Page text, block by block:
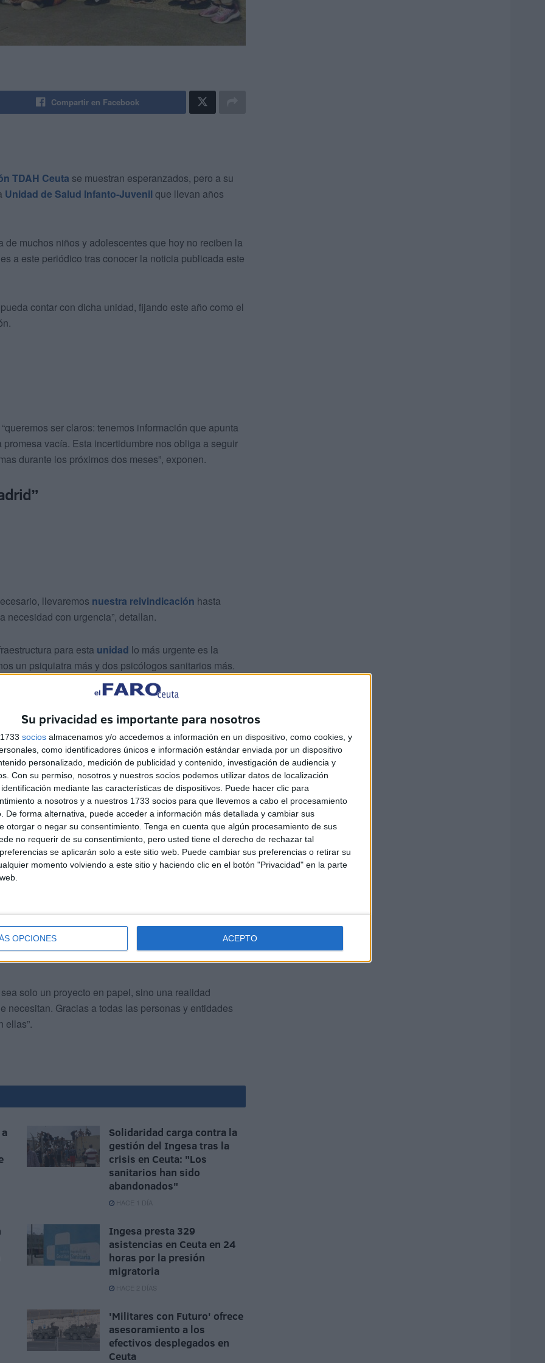
Su privacidad es importante para nosotros
socios almacenamos y/o accedemos a información en un dispositivo, como cookies, y
como identificadores únicos e información estándar enviada por un dispositivo
personalizado, medición de publicidad y contenido, investigación de audiencia y
Con su permiso, nosotros y nuestros socios podemos utilizar datos de localización
mediante las características de dispositivos. Puede hacer clic para
a nosotros y a nuestros 1733 socios para que llevemos a cabo el procesamiento
De forma alternativa, puede acceder a información más detallada y cambiar sus
otorgar o negar su consentimiento. Tenga en cuenta que algún procesamiento de sus
no requerir de su consentimiento, pero usted tiene el derecho de rechazar tal
se aplicarán solo a este sitio web. Puede cambiar sus preferencias o retirar su
momento volviendo a este sitio y haciendo clic en el botón "Privacidad" en la parte
OPCIONES ACEPTO
Compartir en Facebook
TDAH Ceuta se muestran esperanzados, pero a su
Unidad de Salud Infanto-Juvenil que llevan años
muchos niños y adolescentes que hoy no reciben la
a este periódico tras conocer la noticia publicada este
contar con dicha unidad, fijando este año como el
ser claros: tenemos información que apunta
vacía. Esta incertidumbre nos obliga a seguir
durante los próximos dos meses”, exponen.
llevaremos nuestra reivindicación hasta
necesidad con urgencia”, detallan.
para esta unidad lo más urgente es la
un psiquiatra más y dos psicólogos sanitarios más.
crítico para la atención adecuada de nuestros hijos y no
más”, explican.
niños conTDAH, sino para todos los niños y
y que merecen ser atendidos con la seriedad
solo un proyecto en papel, sino una realidad
necesitan. Gracias a todas las personas y entidades
ellas”.
Solidaridad carga contra la
gestión del Ingesa tras la
crisis en Ceuta: "Los
sanitarios han sido
abandonados"
HACE 1 DÍA
Ingesa presta 329
asistencias en Ceuta en 24
horas por la presión
migratoria
HACE 2 DÍAS
'Militares con Futuro' ofrece
asesoramiento a los
efectivos desplegados en
Ceuta